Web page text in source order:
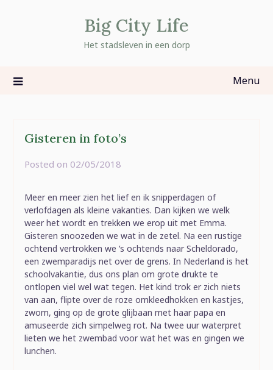
Big City Life
Het stadsleven in een dorp
Menu
Gisteren in foto’s
Posted on 02/05/2018
Meer en meer zien het lief en ik snipperdagen of
verlofdagen als kleine vakanties. Dan kijken we welk
weer het wordt en trekken we erop uit met Emma.
Gisteren snoozeden we wat in de zetel. Na een rustige
ochtend vertrokken we ‘s ochtends naar Scheldorado,
een zwemparadijs net over de grens. In Nederland is het
schoolvakantie, dus ons plan om grote drukte te
ontlopen viel wel wat tegen. Het kind trok er zich niets
van aan, flipte over de roze omkleedhokken en kastjes,
zwom, ging op de grote glijbaan met haar papa en
amuseerde zich simpelweg rot. Na twee uur waterpret
lieten we het zwembad voor wat het was en gingen we
lunchen.